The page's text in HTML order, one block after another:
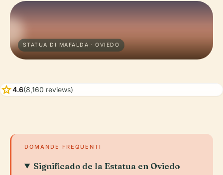
STATUA DI MAFALDA · OVIEDO
star4.6(8,160 reviews)
DOMANDE FREQUENTI
Significado de la Estatua en Oviedo